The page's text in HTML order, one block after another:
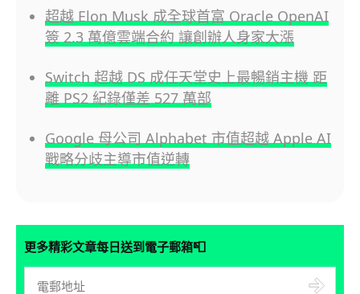
超越 Elon Musk 成全球首富 Oracle OpenAI
簽 2.3 萬億雲端合約 讓創辦人身家大漲
Switch 超越 DS 成任天堂史上最暢銷主機 距
離 PS2 紀錄僅差 527 萬部
Google 母公司 Alphabet 市值超越 Apple AI
戰略分歧主導市值逆轉
更多精彩文章每日送到電子郵箱📮